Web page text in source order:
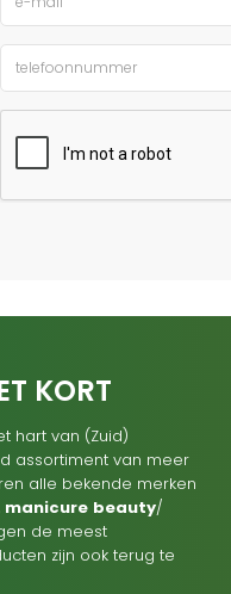
KORT
hart van (Zuid)
assortiment van meer
alle bekende merken
manicure beauty/
de meest
zijn ook terug te